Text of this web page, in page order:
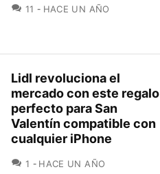
11 COMENTARIOS
HACE UN AÑO
Lidl revoluciona el
mercado con este regalo
perfecto para San
Valentín compatible con
cualquier iPhone
1 COMENTARIOS
HACE UN AÑO